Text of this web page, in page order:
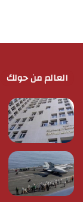
العالم من حولك